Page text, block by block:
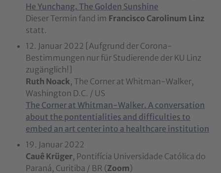
He Yunchang. The Golden Sunshine
Dieser Termin fand im Francisco Carolinum Linz
statt.
12. Januar 2022 [Aufgrund der Corona-
Bestimmungen nur für Studierende der KU Linz
zugänglich!]
Ruth Noack, The Corner at Whitman-Walker,
Washington D.C. / US
The Corner at Whitman-Walker. A conversation
about the pontentialities and difficulties to
embed an art center into a healthcare institution
19. Januar 2022
Cauê Krüger, Pontifícia Universidade Católica do
Paraná, Curitiba / BR (Zoom)